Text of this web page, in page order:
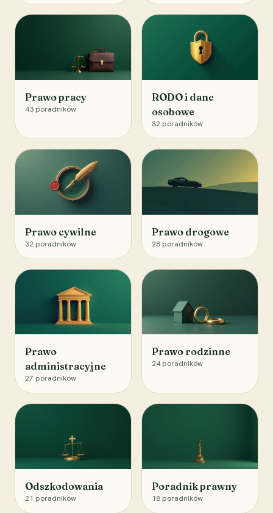
Prawo pracy
43 poradników
RODO i dane
osobowe
32 poradników
Prawo cywilne
32 poradników
Prawo drogowe
28 poradników
Prawo
administracyjne
27 poradników
Prawo rodzinne
24 poradników
Odszkodowania
21 poradników
Poradnik prawny
18 poradników